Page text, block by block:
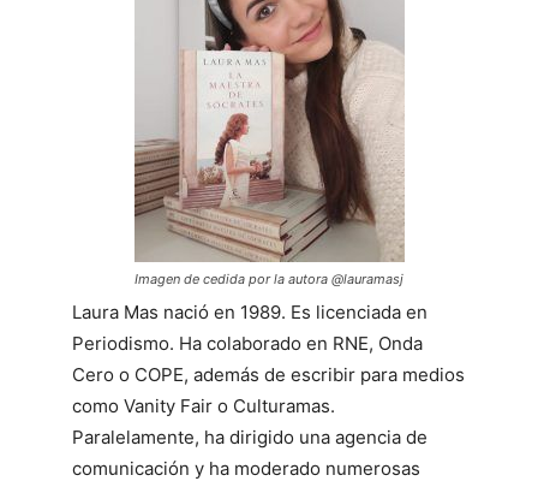
Imagen de cedida por la autora @lauramasj
Laura Mas nació en 1989. Es licenciada en
Periodismo. Ha colaborado en RNE, Onda
Cero o COPE, además de escribir para medios
como Vanity Fair o Culturamas.
Paralelamente, ha dirigido una agencia de
comunicación y ha moderado numerosas